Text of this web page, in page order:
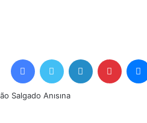
FacebookTwitter LinkedIn